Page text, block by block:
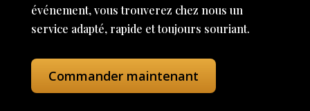
événement, vous trouverez chez nous un
service adapté, rapide et toujours souriant.
Commander maintenant